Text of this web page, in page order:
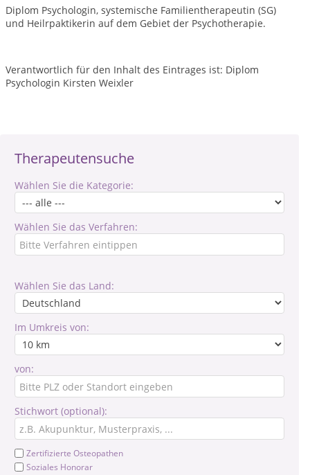
Therapeutensuche
Wählen Sie die Kategorie:
Wählen Sie das Verfahren:
Wählen Sie das Land:
Im Umkreis von:
von:
Stichwort (optional):
Zertifizierte Osteopathen
Soziales Honorar
Diplom Psychologin, systemische Familientherapeutin (SG)
und Heilrpaktikerin auf dem Gebiet der Psychotherapie.
Verantwortlich für den Inhalt des Eintrages ist: Diplom
Psychologin Kirsten Weixler